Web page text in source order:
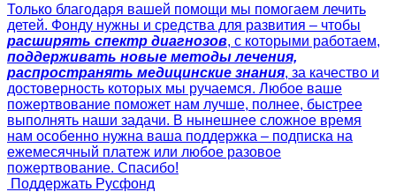
Только благодаря вашей помощи мы помогаем лечить
детей. Фонду нужны и средства для развития – чтобы
расширять спектр диагнозов, с которыми работаем,
поддерживать новые методы лечения,
распространять медицинские знания, за качество и
достоверность которых мы ручаемся. Любое ваше
пожертвование поможет нам лучше, полнее, быстрее
выполнять наши задачи. В нынешнее сложное время
нам особенно нужна ваша поддержка – подписка на
ежемесячный платеж или любое разовое
пожертвование. Спасибо!
Поддержать Русфонд